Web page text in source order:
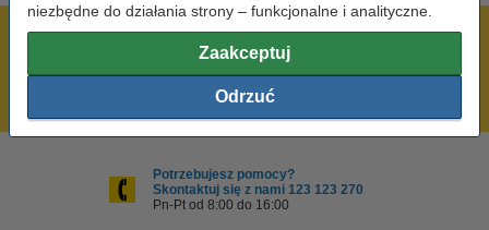
niezbędne do działania strony – funkcjonalne i analityczne.
Zaakceptuj
Odrzuć
600 tysięcy zadowolonych klientów
Potrzebujesz pomocy?
Skontaktuj się z nami 123 123 270
Pn-Pt od 8:00 do 16:00